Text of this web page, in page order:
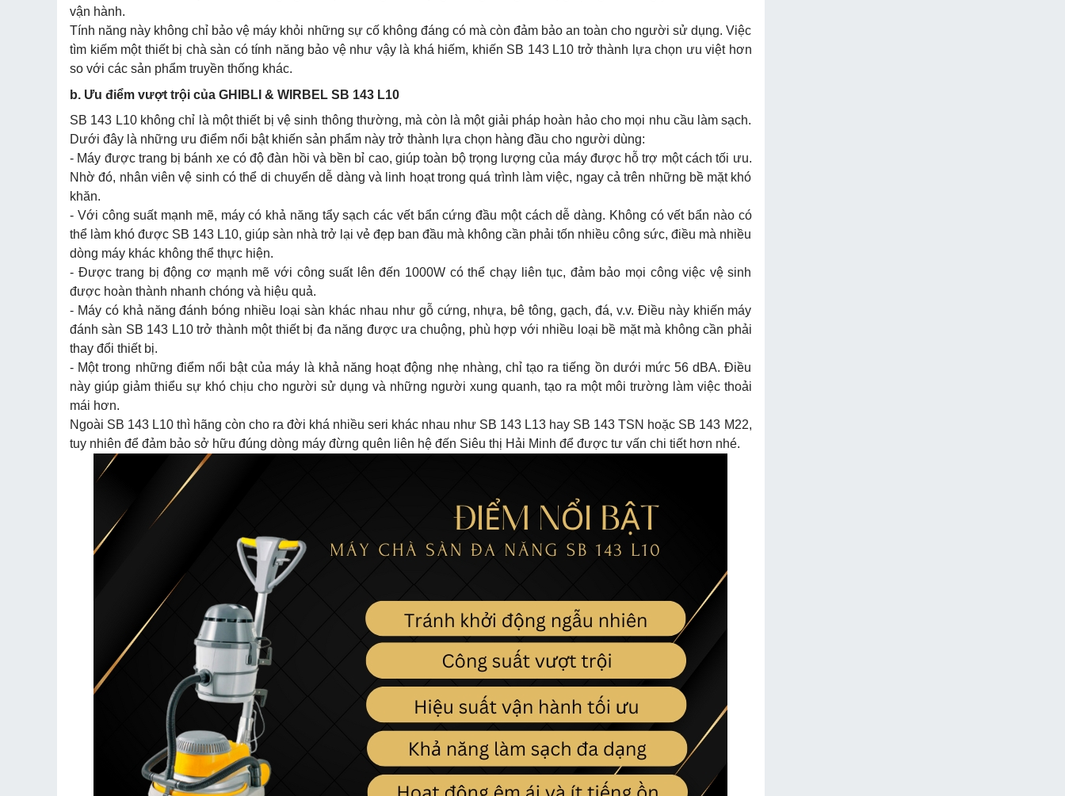
vận hành.
Tính năng này không chỉ bảo vệ máy khỏi những sự cố không đáng có mà còn đảm bảo an toàn cho người sử dụng. Việc
tìm kiếm một thiết bị chà sàn có tính năng bảo vệ như vậy là khá hiếm, khiến SB 143 L10 trở thành lựa chọn ưu việt hơn
so với các sản phẩm truyền thống khác.
b. Ưu điểm vượt trội của GHIBLI & WIRBEL SB 143 L10
SB 143 L10 không chỉ là một thiết bị vệ sinh thông thường, mà còn là một giải pháp hoàn hảo cho mọi nhu cầu làm sạch.
Dưới đây là những ưu điểm nổi bật khiến sản phẩm này trở thành lựa chọn hàng đầu cho người dùng:
- Máy được trang bị bánh xe có độ đàn hồi và bền bỉ cao, giúp toàn bộ trọng lượng của máy được hỗ trợ một cách tối ưu.
Nhờ đó, nhân viên vệ sinh có thể di chuyển dễ dàng và linh hoạt trong quá trình làm việc, ngay cả trên những bề mặt khó
khăn.
- Với công suất mạnh mẽ, máy có khả năng tẩy sạch các vết bẩn cứng đầu một cách dễ dàng. Không có vết bẩn nào có
thể làm khó được SB 143 L10, giúp sàn nhà trở lại vẻ đẹp ban đầu mà không cần phải tốn nhiều công sức, điều mà nhiều
dòng máy khác không thể thực hiện.
- Được trang bị động cơ mạnh mẽ với công suất lên đến 1000W có thể chạy liên tục, đảm bảo mọi công việc vệ sinh
được hoàn thành nhanh chóng và hiệu quả.
- Máy có khả năng đánh bóng nhiều loại sàn khác nhau như gỗ cứng, nhựa, bê tông, gạch, đá, v.v. Điều này khiến máy
đánh sàn SB 143 L10 trở thành một thiết bị đa năng được ưa chuộng, phù hợp với nhiều loại bề mặt mà không cần phải
thay đổi thiết bị.
- Một trong những điểm nổi bật của máy là khả năng hoạt động nhẹ nhàng, chỉ tạo ra tiếng ồn dưới mức 56 dBA. Điều
này giúp giảm thiểu sự khó chịu cho người sử dụng và những người xung quanh, tạo ra một môi trường làm việc thoải
mái hơn.
Ngoài SB 143 L10 thì hãng còn cho ra đời khá nhiều seri khác nhau như SB 143 L13 hay SB 143 TSN hoặc SB 143 M22,
tuy nhiên để đảm bảo sở hữu đúng dòng máy đừng quên liên hệ đến Siêu thị Hải Minh để được tư vấn chi tiết hơn nhé.